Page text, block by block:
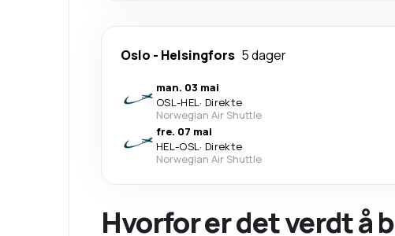
Oslo - Helsingfors 5 dager
man. 03 mai
OSL-HEL· Direkte
Norwegian Air Shuttle
fre. 07 mai
HEL-OSL· Direkte
Norwegian Air Shuttle
Hvorfor er det verdt å